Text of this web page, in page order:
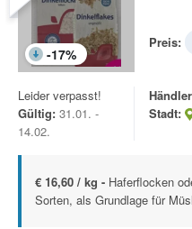
-17%
Preis:
Leider verpasst!
Gültig: 31.01. -
14.02.
Stadt:
€ 16,60 / kg - Haferflocken
Sorten, als Grundlage für